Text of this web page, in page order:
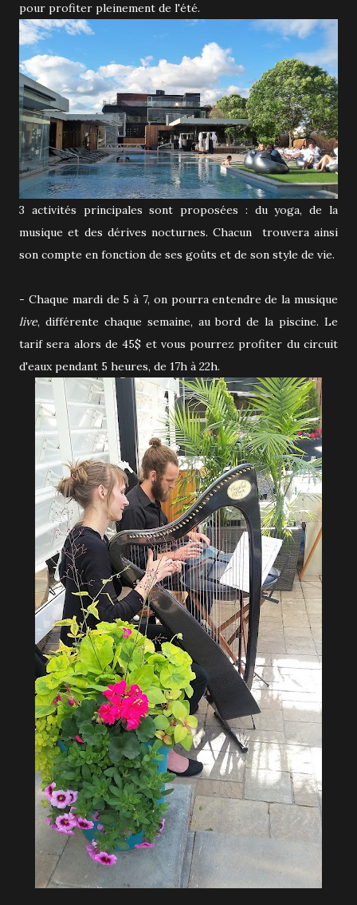
pour profiter pleinement de l'été.
3 activités principales sont proposées : du yoga, de la
musique et des dérives nocturnes. Chacun trouvera ainsi
son compte en fonction de ses goûts et de son style de vie.
- Chaque mardi de 5 à 7, on pourra entendre de la musique
live, différente chaque semaine, au bord de la piscine. Le
tarif sera alors de 45$ et vous pourrez profiter du circuit
d'eaux pendant 5 heures, de 17h à 22h.